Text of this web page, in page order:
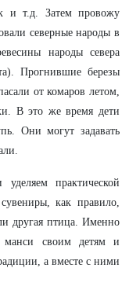
и т.д. Затем провожу
северные народы в
народы севера
Прогнившие березы
от комаров летом,
В это же время дети
Они могут задавать
практической
как правило,
другая птица. Именно
своим детям и
а вместе с ними